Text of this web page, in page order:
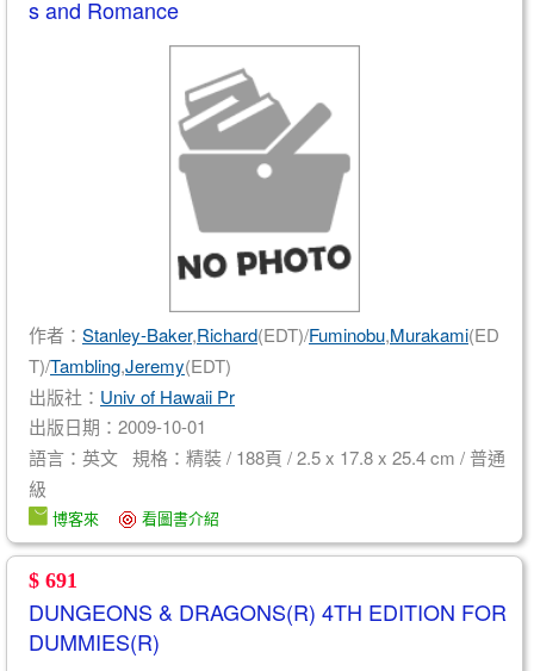
s and Romance
作者： Stanley-Baker,Richard(EDT)/Fuminobu,Murakami(ED
T)/Tambling,Jeremy(EDT)
出版社： Univ of Hawaii Pr
出版日期：2009-10-01
語言：英文 規格：精裝 / 188頁 / 2.5 x 17.8 x 25.4 cm / 普通
級
博客來 看圖書介紹
$ 691
DUNGEONS & DRAGONS(R) 4TH EDITION FOR
DUMMIES(R)